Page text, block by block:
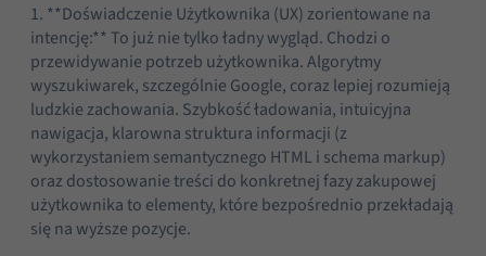
1. **Doświadczenie Użytkownika (UX) zorientowane na
intencję:** To już nie tylko ładny wygląd. Chodzi o
przewidywanie potrzeb użytkownika. Algorytmy
wyszukiwarek, szczególnie Google, coraz lepiej rozumieją
ludzkie zachowania. Szybkość ładowania, intuicyjna
nawigacja, klarowna struktura informacji (z
wykorzystaniem semantycznego HTML i schema markup)
oraz dostosowanie treści do konkretnej fazy zakupowej
użytkownika to elementy, które bezpośrednio przekładają
się na wyższe pozycje.